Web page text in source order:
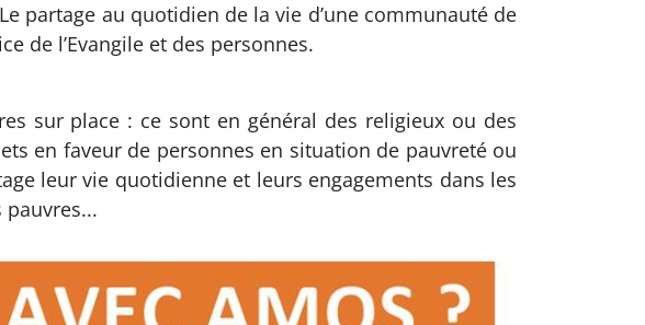
partage au quotidien de la vie d’une communauté de
de l’Evangile et des personnes.
sur place : ce sont en général des religieux ou des
en faveur de personnes en situation de pauvreté ou
leur vie quotidienne et leurs engagements dans les
pauvres...